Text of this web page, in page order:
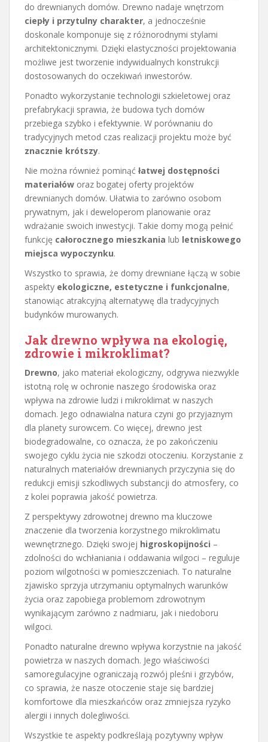
do drewnianych domów. Drewno nadaje wnętrzom
ciepły i przytulny charakter, a jednocześnie
doskonale komponuje się z różnorodnymi stylami
architektonicznymi. Dzięki elastyczności projektowania
możliwe jest tworzenie indywidualnych konstrukcji
dostosowanych do oczekiwań inwestorów.
Ponadto wykorzystanie technologii szkieletowej oraz
prefabrykacji sprawia, że budowa tych domów
przebiega szybko i efektywnie. W porównaniu do
tradycyjnych metod czas realizacji projektu może być
znacznie krótszy.
Nie można również pominąć łatwej dostępności
materiałów oraz bogatej oferty projektów
drewnianych domów. Ułatwia to zarówno osobom
prywatnym, jak i deweloperom planowanie oraz
wdrażanie swoich inwestycji. Takie domy mogą pełnić
funkcję całorocznego mieszkania lub letniskowego
miejsca wypoczynku.
Wszystko to sprawia, że domy drewniane łączą w sobie
aspekty ekologiczne, estetyczne i funkcjonalne,
stanowiąc atrakcyjną alternatywę dla tradycyjnych
budynków murowanych.
Jak drewno wpływa na ekologię,
zdrowie i mikroklimat?
Drewno, jako materiał ekologiczny, odgrywa niezwykle
istotną rolę w ochronie naszego środowiska oraz
wpływa na zdrowie ludzi i mikroklimat w naszych
domach. Jego odnawialna natura czyni go przyjaznym
dla planety surowcem. Co więcej, drewno jest
biodegradowalne, co oznacza, że po zakończeniu
swojego cyklu życia nie szkodzi otoczeniu. Korzystanie z
naturalnych materiałów drewnianych przyczynia się do
redukcji emisji szkodliwych substancji do atmosfery, co
z kolei poprawia jakość powietrza.
Z perspektywy zdrowotnej drewno ma kluczowe
znaczenie dla tworzenia korzystnego mikroklimatu
wewnętrznego. Dzięki swojej higroskopijności –
zdolności do wchłaniania i oddawania wilgoci – reguluje
poziom wilgotności w pomieszczeniach. To naturalne
zjawisko sprzyja utrzymaniu optymalnych warunków
życia oraz zapobiega problemom zdrowotnym
wynikającym zarówno z nadmiaru, jak i niedoboru
wilgoci.
Ponadto naturalne drewno wpływa korzystnie na jakość
powietrza w naszych domach. Jego właściwości
samoregulacyjne ograniczają rozwój pleśni i grzybów,
co sprawia, że nasze otoczenie staje się bardziej
komfortowe dla mieszkańców oraz zmniejsza ryzyko
alergii i innych dolegliwości.
Wszystkie te aspekty podkreślają pozytywny wpływ